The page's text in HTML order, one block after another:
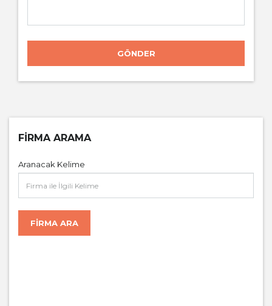
GÖNDER
FIRMA ARAMA
Aranacak Kelime
FIRMA ARA